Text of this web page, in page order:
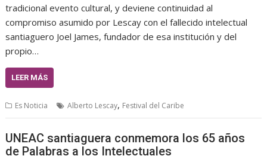
tradicional evento cultural, y deviene continuidad al
compromiso asumido por Lescay con el fallecido intelectual
santiaguero Joel James, fundador de esa institución y del
propio…
LEER MÁS
Es Noticia Alberto Lescay, Festival del Caribe
UNEAC santiaguera conmemora los 65 años
de Palabras a los Intelectuales